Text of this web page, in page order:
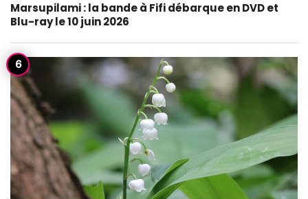
Marsupilami : la bande à Fifi débarque en DVD et
Blu-ray le 10 juin 2026